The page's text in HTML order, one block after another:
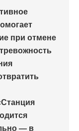
при отмене
— в